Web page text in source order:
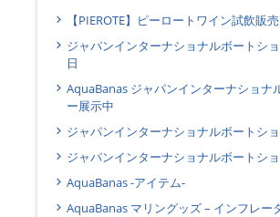
【PIEROTE】ピーロートワイン試飲販
ジャパンインターナショナルボートシ
日
AquaBanas ジャパンインターナショナ
ー展示中
ジャパンインターナショナルボートシ
ジャパンインターナショナルボートシ
AquaBanas -アイテム-
AquaBanas マリングッズ – インフレー